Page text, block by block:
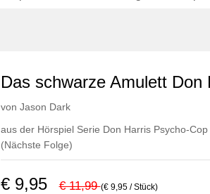
Das schwarze Amulett Don
von Jason Dark
aus der Hörspiel Serie Don Harris Psycho-
(Nächste Folge)
€ 9,95 € 11,99(€ 9,95 / Stück)